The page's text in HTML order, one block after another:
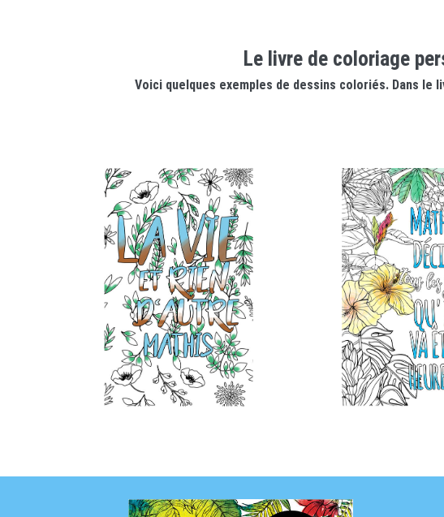
Le livre de coloriage
Voici quelques exemples de dessins coloriés. Dans